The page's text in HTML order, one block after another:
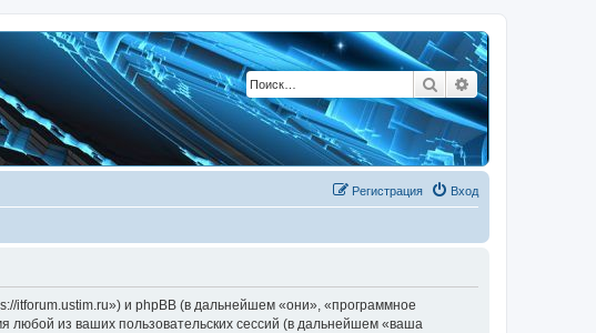
ПоискРасширенный
Вход
Регистрация
itforum.ustim.ru») и phpBB (в дальнейшем «они», «программное
любой из ваших пользовательских сессий (в дальнейшем «ваша